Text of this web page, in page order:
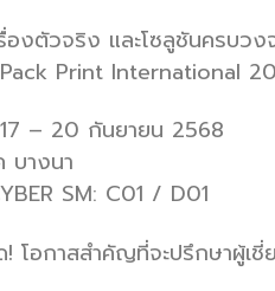
องตัวจริง และโซลูชันครบว
Print International
– 20 กันยายน 2568
บางนา
SM: C01 / D01
โอกาสสำคัญที่จะปรึกษาผู้เ